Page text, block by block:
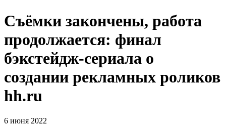
Съёмки закончены, работа
продолжается: финал
бэкстейдж-сериала о
создании рекламных роликов
hh.ru
6 июня 2022